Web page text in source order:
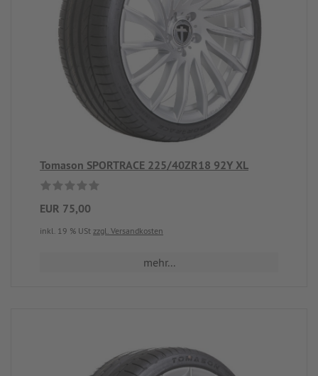
Tomason SPORTRACE 225/40ZR18 92Y XL
EUR 75,00
inkl. 19 % USt zzgl. Versandkosten
mehr...